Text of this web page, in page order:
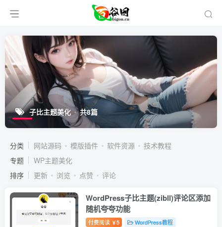
子比主题美化 共8篇
分类 网站源码 模版插件 软件资源
技术教程
专题
WP主题美化
排序
更新 浏览 点赞 评论
WordPress子比主题(zibll)评论区添加
随机夸夸功能
付费阅读 ￥5 WordPress教程